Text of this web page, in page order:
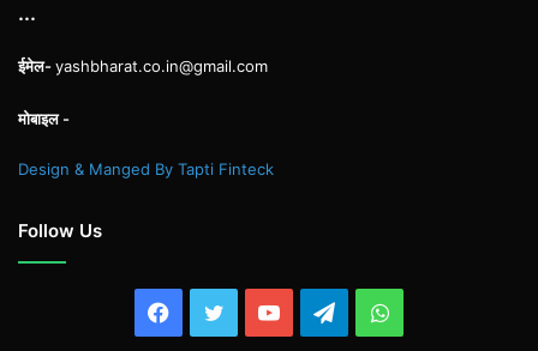
...
ईमेल-yashbharat.co.in@gmail.com
मोबाइल -
Design & Manged By Tapti Finteck
Follow Us
Facebook
TwitterYouTubeTelegramWhatsApp